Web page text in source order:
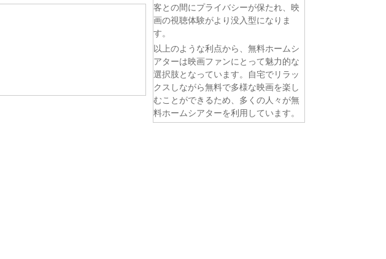
客との間にプライバシーが保たれ、映
画の視聴体験がより没入型になりま
す。
以上のような利点から、無料ホームシ
アターは映画ファンにとって魅力的な
選択肢となっています。自宅でリラッ
クスしながら無料で多様な映画を楽し
むことができるため、多くの人々が無
料ホームシアターを利用しています。